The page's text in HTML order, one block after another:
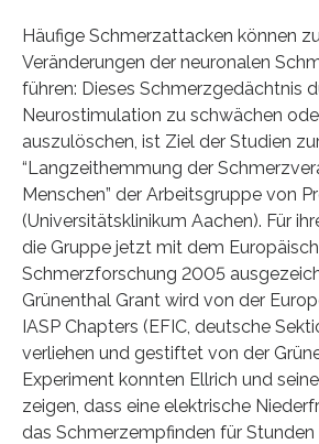
Häufige Schmerzattacken können
Veränderungen der neuronalen
führen: Dieses Schmerzgedächtnis
Neurostimulation zu schwächen
auszulöschen, ist Ziel der Studien
“Langzeithemmung der
Menschen” der Arbeitsgruppe von
(Universitätsklinikum Aachen). Für
die Gruppe jetzt mit dem
Schmerzforschung 2005
Grünenthal Grant wird von der
IASP Chapters (EFIC, deutsche
verliehen und gestiftet von der
Experiment konnten Ellrich und
zeigen, dass eine elektrische
das Schmerzempfinden für